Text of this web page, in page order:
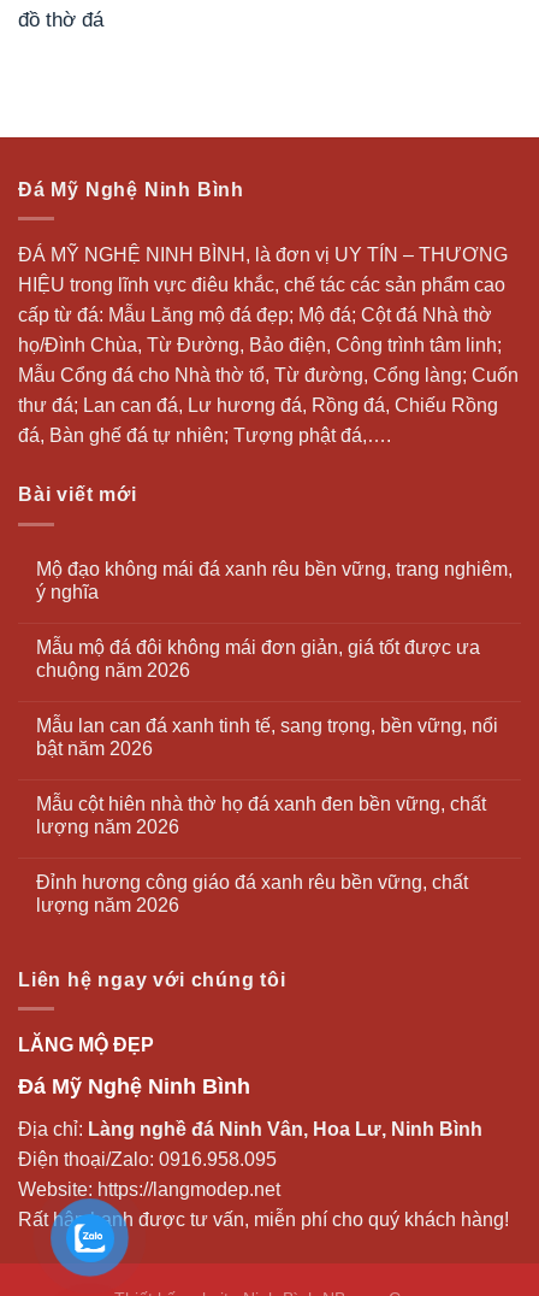
đồ thờ đá
Đá Mỹ Nghệ Ninh Bình
ĐÁ MỸ NGHỆ NINH BÌNH, là đơn vị UY TÍN – THƯƠNG
HIỆU trong lĩnh vực điêu khắc, chế tác các sản phẩm cao
cấp từ đá: Mẫu Lăng mộ đá đẹp; Mộ đá; Cột đá Nhà thờ
họ/Đình Chùa, Từ Đường, Bảo điện, Công trình tâm linh;
Mẫu Cổng đá cho Nhà thờ tổ, Từ đường, Cổng làng; Cuốn
thư đá; Lan can đá, Lư hương đá, Rồng đá, Chiếu Rồng
đá, Bàn ghế đá tự nhiên; Tượng phật đá,….
Bài viết mới
Mộ đạo không mái đá xanh rêu bền vững, trang nghiêm,
ý nghĩa
Mẫu mộ đá đôi không mái đơn giản, giá tốt được ưa
chuộng năm 2026
Mẫu lan can đá xanh tinh tế, sang trọng, bền vững, nổi
bật năm 2026
Mẫu cột hiên nhà thờ họ đá xanh đen bền vững, chất
lượng năm 2026
Đỉnh hương công giáo đá xanh rêu bền vững, chất
lượng năm 2026
Liên hệ ngay với chúng tôi
LĂNG MỘ ĐẸP
Đá Mỹ Nghệ Ninh Bình
Địa chỉ: Làng nghề đá Ninh Vân, Hoa Lư, Ninh Bình
Điện thoại/Zalo: 0916.958.095
Website: https://langmodep.net
Rất hân hạnh được tư vấn, miễn phí cho quý khách hàng!